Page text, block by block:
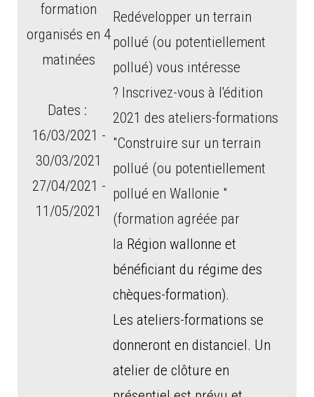
formation
organisés en 4
matinées
Dates :
16/03/2021 -
30/03/2021
27/04/2021 -
11/05/2021
Redévelopper un terrain
pollué (ou potentiellement
pollué) vous intéresse
? Inscrivez-vous à l'édition
2021 des ateliers-formations
"Construire sur un terrain
pollué (ou potentiellement
pollué en Wallonie "
(formation agréée par
la Région wallonne et
bénéficiant du régime des
chèques-formation).
Les ateliers-formations se
donneront en distanciel. Un
atelier de clôture en